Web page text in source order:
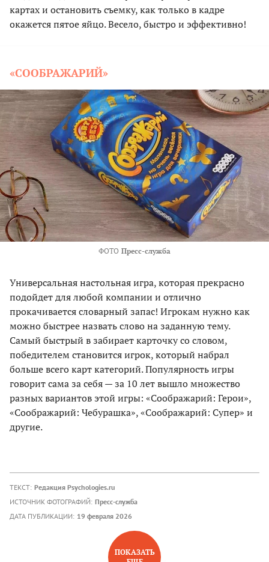
картах и остановить съемку, как только в кадре
окажется пятое яйцо. Весело, быстро и эффективно!
«СООБРАЖАРИЙ»
ФОТО Пресс-служба
Универсальная настольная игра, которая прекрасно
подойдет для любой компании и отлично
прокачивается словарный запас! Игрокам нужно как
можно быстрее назвать слово на заданную тему.
Самый быстрый в забирает карточку со словом,
победителем становится игрок, который набрал
больше всего карт категорий. Популярность игры
говорит сама за себя — за 10 лет вышло множество
разных вариантов этой игры: «Соображарий: Герои»,
«Соображарий: Чебурашка», «Соображарий: Супер» и
другие.
ТЕКСТ: Редакция Psychologies.ru
ИСТОЧНИК ФОТОГРАФИЙ: Пресс-служба
ДАТА ПУБЛИКАЦИИ: 19 февраля 2026
ПОКАЗАТЬ